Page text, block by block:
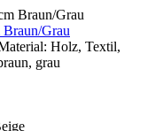
Grau
Holz, Textil,
grau